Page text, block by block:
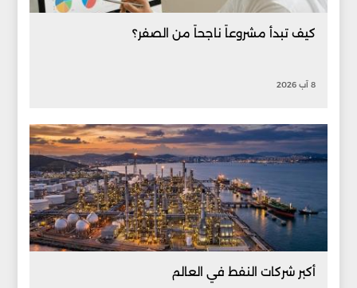
كيف تبدأ مشروعاً ناجحاً من الصفر؟
8 آب 2026
أكبر شركات النفط في العالم